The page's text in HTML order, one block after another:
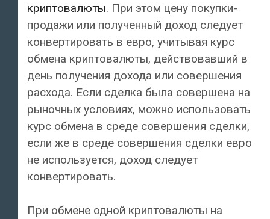
криптовалюты. При этом цену покупки-
продажи или полученный доход следует
конвертировать в евро, учитывая курс
обмена криптовалюты, действовавший в
день получения дохода или совершения
расхода. Если сделка была совершена на
рыночных условиях, можно использовать
курс обмена в среде совершения сделки,
если же в среде совершения сделки евро
не используется, доход следует
конвертировать.
При обмене одной криптовалюты на